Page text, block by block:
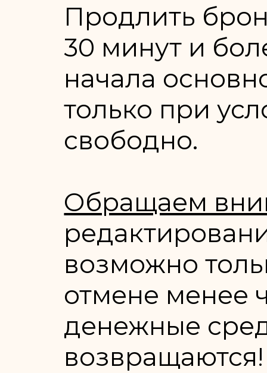
Продлить
30 минут и
начала
только при
свободно.
Обращаем
возможно
отмене менее
денежные
возвращаются!